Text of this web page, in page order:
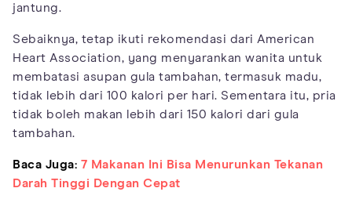
jantung.
Sebaiknya, tetap ikuti rekomendasi dari American
Heart Association, yang menyarankan wanita untuk
membatasi asupan gula tambahan, termasuk madu,
tidak lebih dari 100 kalori per hari. Sementara itu, pria
tidak boleh makan lebih dari 150 kalori dari gula
tambahan.
Baca Juga: 7 Makanan Ini Bisa Menurunkan Tekanan
Darah Tinggi Dengan Cepat